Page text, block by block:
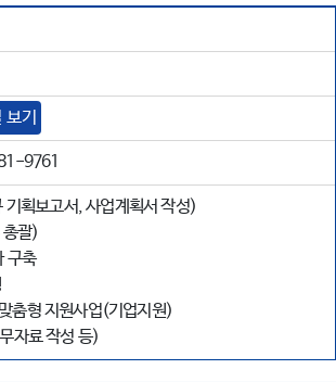
기
9761
기획보고서, 사업계획서 작성)
총괄)
구축
춤형 지원사업(기업지원)
자료 작성 등)